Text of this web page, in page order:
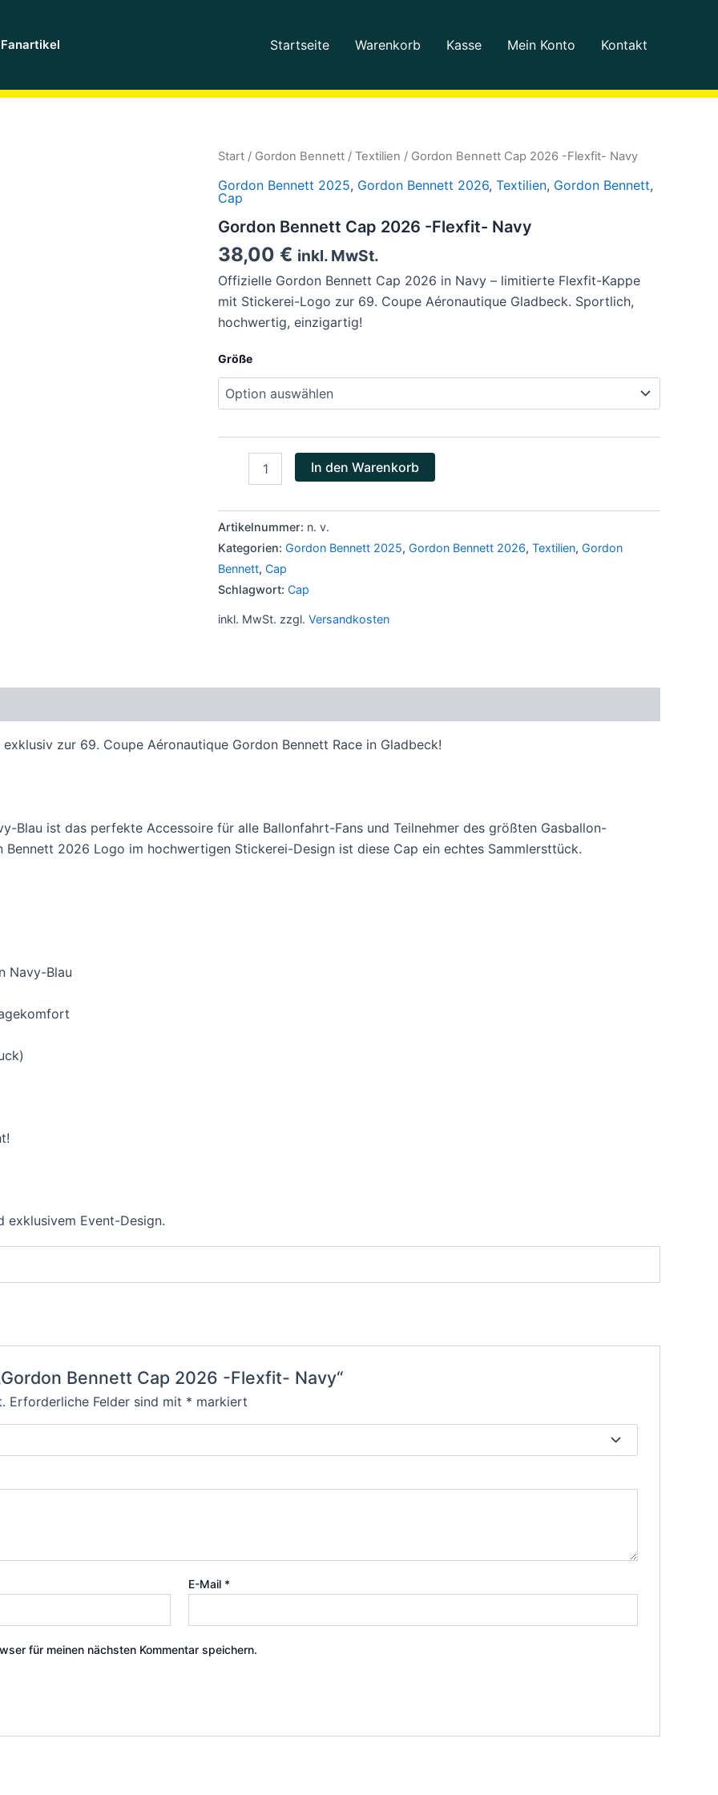
Startseite Warenkorb Kasse Mein Konto Kontakt
Start / Gordon Bennett / Textilien / Gordon Bennett Cap 2026 -Flexfit- Navy
Gordon Bennett 2025, Gordon Bennett 2026, Textilien, Gordon Bennett,
Cap
Gordon Bennett Cap 2026 -Flexfit- Navy
38,00 € inkl. MwSt.
Offizielle Gordon Bennett Cap 2026 in Navy – limitierte Flexfit-Kappe
mit Stickerei-Logo zur 69. Coupe Aéronautique Gladbeck. Sportlich,
hochwertig, einzigartig!
Größe
Gordon
Cap
2026
Flexfit-
Navy
Menge
In den Warenkorb
Artikelnummer: n. v.
Kategorien: Gordon Bennett 2025, Gordon Bennett 2026, Textilien, Gordon
Bennett, Cap
Schlagwort: Cap
inkl. MwSt. zzgl. Versandkosten
zur 69. Coupe Aéronautique Gordon Bennett Race in Gladbeck!
Blau ist das perfekte Accessoire für alle Ballonfahrt-Fans und Teilnehmer des größten Gasballon-
2026 Logo im hochwertigen Stickerei-Design ist diese Cap ein echtes Sammlersttück.
Navy-Blau
exklusivem Event-Design.
Bennett Cap 2026 -Flexfit- Navy“
Erforderliche Felder sind mit * markiert
E-Mail *
für meinen nächsten Kommentar speichern.